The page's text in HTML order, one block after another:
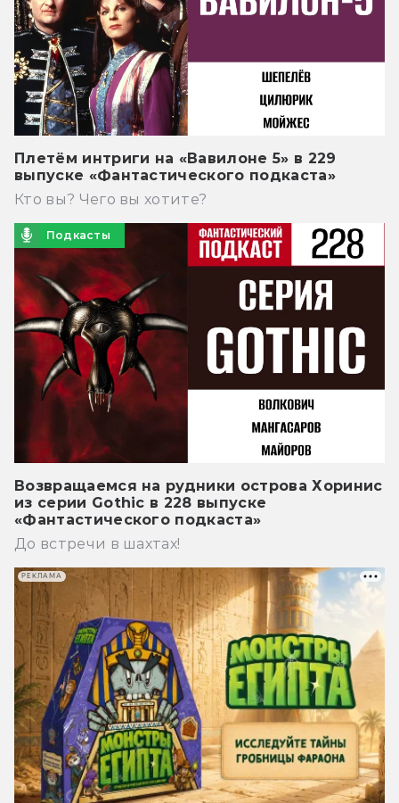
Плетём интриги на «Вавилоне 5» в 229
выпуске «Фантастического подкаста»
Кто вы? Чего вы хотите?
Подкасты
Возвращаемся на рудники острова Хоринис
из серии Gothic в 228 выпуске
«Фантастического подкаста»
До встречи в шахтах!
РЕКЛАМА